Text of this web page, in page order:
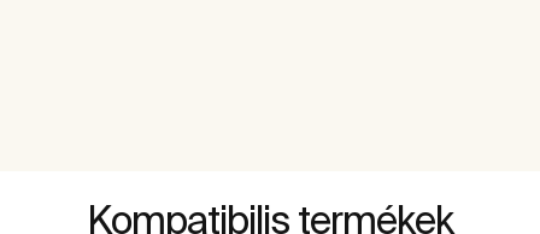
Kompatibilis termékek